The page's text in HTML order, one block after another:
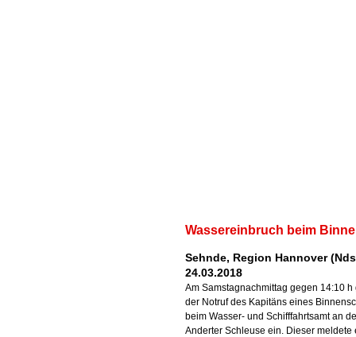
Wassereinbruch beim
Sehnde, Region Hannover
24.03.2018
Am Samstagnachmittag gegen 14:10 h
der Notruf des Kapitäns eines
beim Wasser- und Schifffahrtsamt an
Anderter Schleuse ein. Dieser meldete